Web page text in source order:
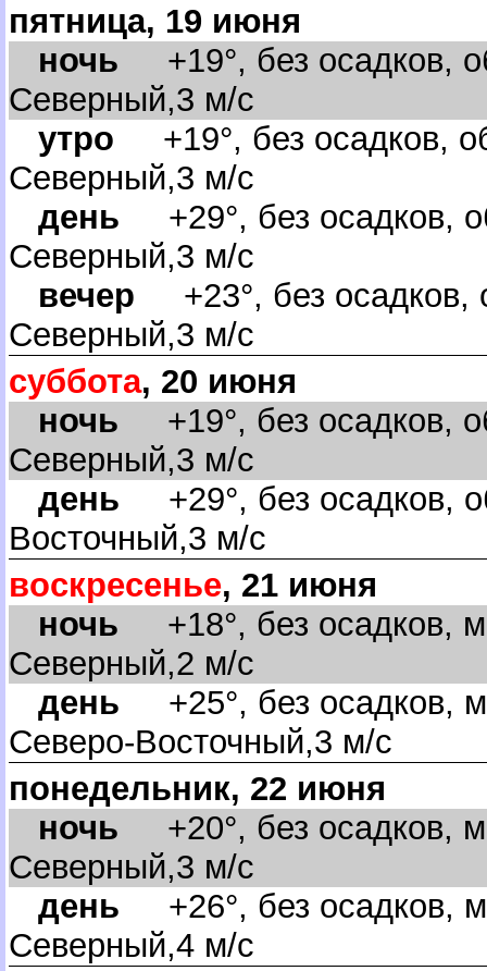
пятница, 19 июня
ночь +19°, без осадков,
Северный,3 м/с
утро +19°, без осадков,
Северный,3 м/с
день +29°, без осадков,
Северный,3 м/с
ечер +23°, без осадков,
Северный,3 м/с
суббота, 20 июня
ночь +19°, без осадков,
Северный,3 м/с
день +29°, без осадков,
осточный,3 м/с
оскресенье, 21 июня
ночь +18°, без осадков,
Северный,2 м/с
день +25°, без осадков,
Северо-Восточный,3 м/с
понедельник, 22 июня
ночь +20°, без осадков,
Северный,3 м/с
день +26°, без осадков,
Северный,4 м/с